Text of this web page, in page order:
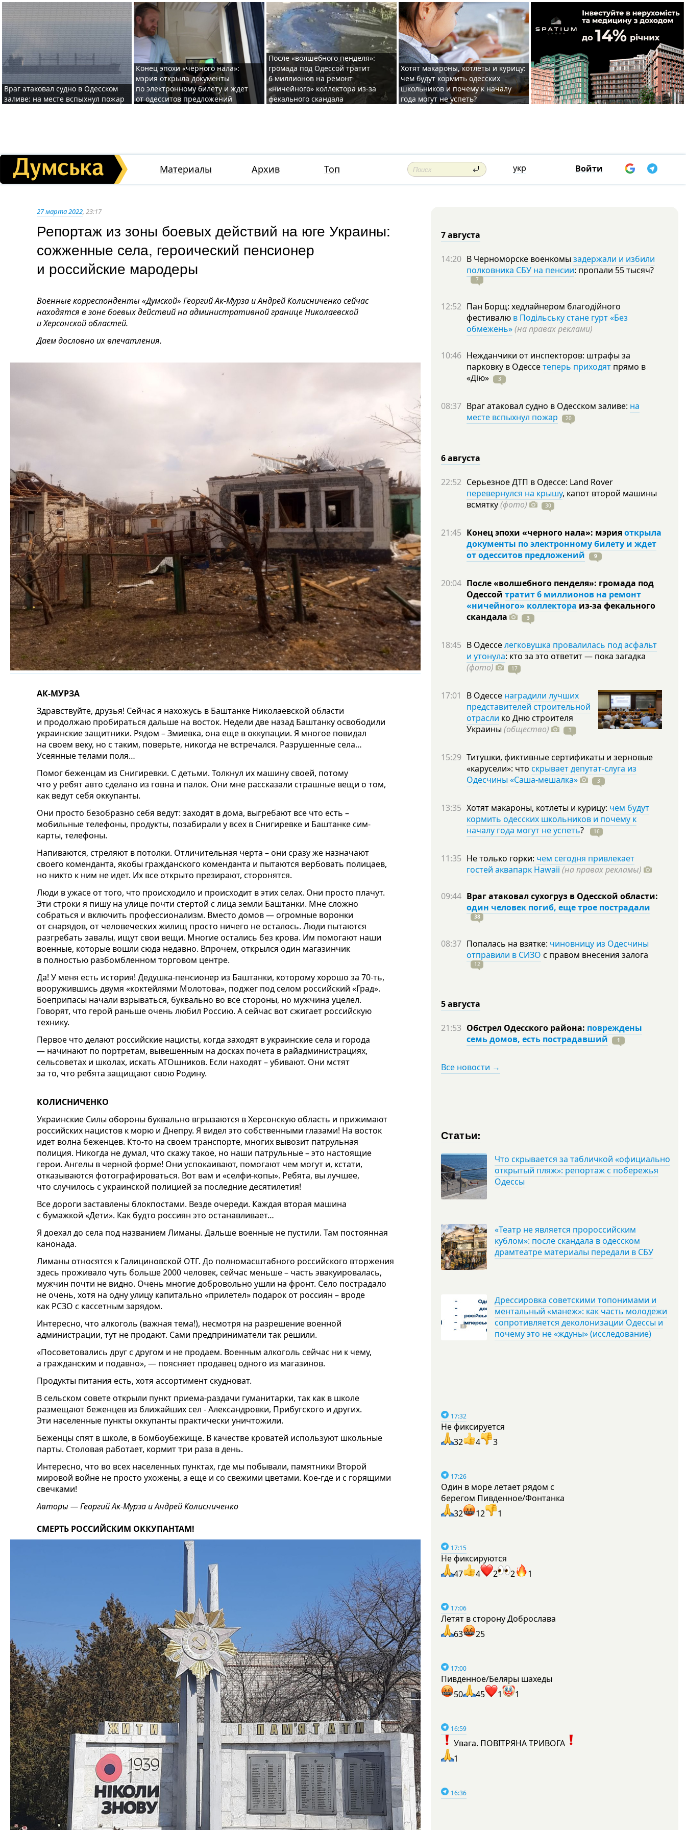
Враг атаковал судно в Одесском
заливе: на месте вспыхнул пожар
Конец эпохи «черного нала»:
мэрия открыла документы
по электронному билету и ждет
от одесситов предложений
После «волшебного пенделя»:
громада под Одессой тратит
6 миллионов на ремонт
«ничейного» коллектора из-за
фекального скандала
Хотят макароны, котлеты и курицу:
чем будут кормить одесских
школьников и почему к началу
года могут не успеть?
Материалы Архив Топ укр Войти
27 марта 2022, 23:17
Репортаж из зоны боевых действий на юге Украины:
сожженные села, героический пенсионер
и российские мародеры
Военные корреспонденты «Думской» Георгий Ак-Мурза и Андрей Колисниченко сейчас
находятся в зоне боевых действий на административной границе Николаевской
и Херсонской областей.
Даем дословно их впечатления.
АК-МУРЗА
Здравствуйте, друзья! Сейчас я нахожусь в Баштанке Николаевской области
и продолжаю пробираться дальше на восток. Недели две назад Баштанку освободили
украинские защитники. Рядом – Змиевка, она еще в оккупации. Я многое повидал
на своем веку, но с таким, поверьте, никогда не встречался. Разрушенные села…
Усеянные телами поля…
Помог беженцам из Снигиревки. С детьми. Толкнул их машину своей, потому
что у ребят авто сделано из говна и палок. Они мне рассказали страшные вещи о том,
как ведут себя оккупанты.
Они просто безобразно себя ведут: заходят в дома, выгребают все что есть –
мобильные телефоны, продукты, позабирали у всех в Снигиревке и Баштанке сим-
карты, телефоны.
Напиваются, стреляют в потолки. Отличительная черта – они сразу же назначают
своего коменданта, якобы гражданского коменданта и пытаются вербовать полицаев,
но никто к ним не идет. Их все открыто презирают, сторонятся.
Люди в ужасе от того, что происходило и происходит в этих селах. Они просто плачут.
Эти строки я пишу на улице почти стертой с лица земли Баштанки. Мне сложно
собраться и включить профессионализм. Вместо домов — огромные воронки
от снарядов, от человеческих жилищ просто ничего не осталось. Люди пытаются
разгребать завалы, ищут свои вещи. Многие остались без крова. Им помогают наши
военные, которые вошли сюда недавно. Впрочем, открылся один магазинчик
в полностью разбомбленном торговом центре.
Да! У меня есть история! Дедушка-пенсионер из Баштанки, которому хорошо за 70-ть,
вооружившись двумя «коктейлями Молотова», поджег под селом российский «Град».
Боеприпасы начали взрываться, буквально во все стороны, но мужчина уцелел.
Говорят, что герой раньше очень любил Россию. А сейчас вот сжигает российскую
технику.
Первое что делают российские нацисты, когда заходят в украинские села и города
— начинают по портретам, вывешенным на досках почета в райадминистрациях,
сельсоветах и школах, искать АТОшников. Если находят – убивают. Они мстят
за то, что ребята защищают свою Родину.
КОЛИСНИЧЕНКО
Украинские Силы обороны буквально вгрызаются в Херсонскую область и прижимают
российских нацистов к морю и Днепру. Я видел это собственными глазами! На восток
идет волна беженцев. Кто-то на своем транспорте, многих вывозит патрульная
полиция. Никогда не думал, что скажу такое, но наши патрульные – это настоящие
герои. Ангелы в черной форме! Они успокаивают, помогают чем могут и, кстати,
отказываются фотографироваться. Вот вам и «селфи-копы». Ребята, вы лучшее,
что случилось с украинской полицией за последние десятилетия!
Все дороги заставлены блокпостами. Везде очереди. Каждая вторая машина
с бумажкой «Дети». Как будто россиян это останавливает…
Я доехал до села под названием Лиманы. Дальше военные не пустили. Там постоянная
канонада.
Лиманы относятся к Галициновской ОТГ. До полномасштабного российского вторжения
здесь проживало чуть больше 2000 человек, сейчас меньше – часть эвакуировалась,
мужчин почти не видно. Очень многие добровольно ушли на фронт. Село пострадало
не очень, хотя на одну улицу капитально «прилетел» подарок от россиян – вроде
как РСЗО с кассетным зарядом.
Интересно, что алкоголь (важная тема!), несмотря на разрешение военной
администрации, тут не продают. Сами предприниматели так решили.
«Посоветовались друг с другом и не продаем. Военным алкоголь сейчас ни к чему,
а гражданским и подавно», — поясняет продавец одного из магазинов.
Продукты питания есть, хотя ассортимент скудноват.
В сельском совете открыли пункт приема-раздачи гуманитарки, так как в школе
размещают беженцев из ближайших сел - Александровки, Прибугского и других.
Эти населенные пункты оккупанты практически уничтожили.
Беженцы спят в школе, в бомбоубежище. В качестве кроватей используют школьные
парты. Столовая работает, кормит три раза в день.
Интересно, что во всех населенных пунктах, где мы побывали, памятники Второй
мировой войне не просто ухожены, а еще и со свежими цветами. Кое-где и с горящими
свечками!
Авторы — Георгий Ак-Мурза и Андрей Колисниченко
СМЕРТЬ РОССИЙСКИМ ОККУПАНТАМ!
7 августа
14:20 В Черноморске военкомы задержали и избили
полковника СБУ на пенсии: пропали 55тысяч?
7
12:52 Пан Борщ: хедлайнером благодійного
фестивалю в Подільську стане гурт «Без
обмежень»(на правах реклами)
10:46 Нежданчики от инспекторов: штрафы за
парковку в Одессетеперь приходят прямо в
«Дію»
3
08:37 Враг атаковал судно в Одесском заливе: на
месте вспыхнул пожар
20
6 августа
22:52 Серьезное ДТП в Одессе: Land Rover
перевернулся на крышу, капот второй машины
всмятку(фото) 30
21:45 Конец эпохи «черного нала»: мэрияоткрыла
документы по электронному билету и ждет
от одесситов предложений
9
20:04 После «волшебного пенделя»: громада под
Одессой тратит 6 миллионов на ремонт
«ничейного» коллектора из-за фекального
скандала
3
18:45 В Одесселегковушка провалилась под асфальт
и утонула: кто за это ответит — пока загадка
(фото)
17
17:01 В Одессе наградили лучших
представителей строительной
отрасли ко Дню строителя
Украины (общество) 3
15:29 Титушки, фиктивные сертификаты и зерновые
«карусели»: что скрывает депутат-слуга из
Одесчины «Саша-мешалка»
3
13:35 Хотят макароны, котлеты и курицу: чем будут
кормить одесских школьников и почему к
началу года могут не успеть? 16
11:35 Не только горки: чем сегодня привлекает
гостей аквапарк Hawaii (на правах рекламы)
09:44 Враг атаковал сухогруз в Одесской области:
один человек погиб, еще трое пострадали
38
08:37 Попалась на взятке: чиновницу из Одесчины
отправили в СИЗО с правом внесения залога
12
5 августа
21:53 Обстрел Одесского района: повреждены
семь домов, есть пострадавший
1
Все новости →
Статьи:
Что скрывается за табличкой «официально
открытый пляж»: репортаж с побережья
Одессы
«Театр не является пророссийским
кублом»: после скандала в одесском
драмтеатре материалы передали в СБУ
Дрессировка советскими топонимами и
ментальный «манеж»: как часть молодежи
сопротивляется деколонизации Одессы и
почему это не «ждуны» (исследование)
17:32
Не фиксируется
32
4 3
17:26
Один в море летает рядом с
берегом Пивденное/Фонтанка
32
12 1
17:15
Не фиксируются
47
4 2 2 1
17:06
Летят в сторону Доброслава
63
25
17:00
Пивденное/Беляры шахеды
50
45 1 1
16:59
Увага. ПОВІТРЯНА ТРИВОГА
1
16:36